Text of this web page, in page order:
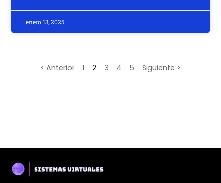
enero 13, 2025
< Anterior 1 2 3 4 5 Siguiente >